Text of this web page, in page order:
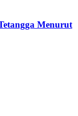
Menurut